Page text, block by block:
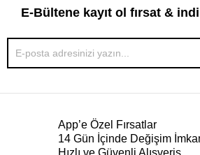
E-Bültene kayıt ol fırsat &
App’e Özel Fırsatlar
14 Gün İçinde Değişim
Hızlı ve Güvenli Alışveriş